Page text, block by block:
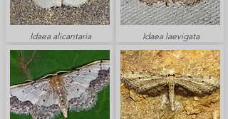
Idaea alicantaria Idaea laevigata